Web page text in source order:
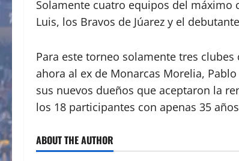
Solamente cuatro equipos del máximo
Luis, los Bravos de Júarez y el
Para este torneo solamente tres
ahora al ex de Monarcas Morelia,
sus nuevos dueños que aceptaron la
los 18 participantes con apenas 35
ABOUT THE AUTHOR